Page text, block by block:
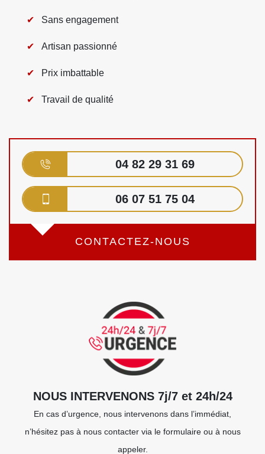
Sans engagement
Artisan passionné
Prix imbattable
Travail de qualité
04 82 29 31 69
06 07 51 75 04
CONTACTEZ-NOUS
NOUS INTERVENONS 7j/7 et 24h/24
En cas d’urgence, nous intervenons dans l’immédiat,
n’hésitez pas à nous contacter via le formulaire ou à nous
appeler.